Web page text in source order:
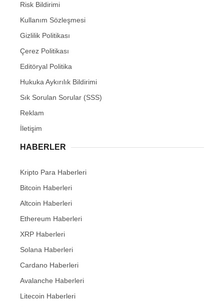
Risk Bildirimi
Kullanım Sözleşmesi
Gizlilik Politikası
Çerez Politikası
Editöryal Politika
Hukuka Aykırılık Bildirimi
Sık Sorulan Sorular (SSS)
Reklam
İletişim
HABERLER
Kripto Para Haberleri
Bitcoin Haberleri
Altcoin Haberleri
Ethereum Haberleri
XRP Haberleri
Solana Haberleri
Cardano Haberleri
Avalanche Haberleri
Litecoin Haberleri